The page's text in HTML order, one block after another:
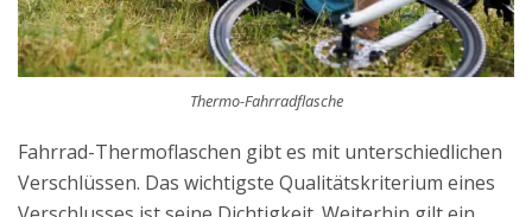
Thermo-Fahrradflasche
Fahrrad-Thermoflaschen gibt es mit unterschiedlichen
Verschlüssen. Das wichtigste Qualitätskriterium eines